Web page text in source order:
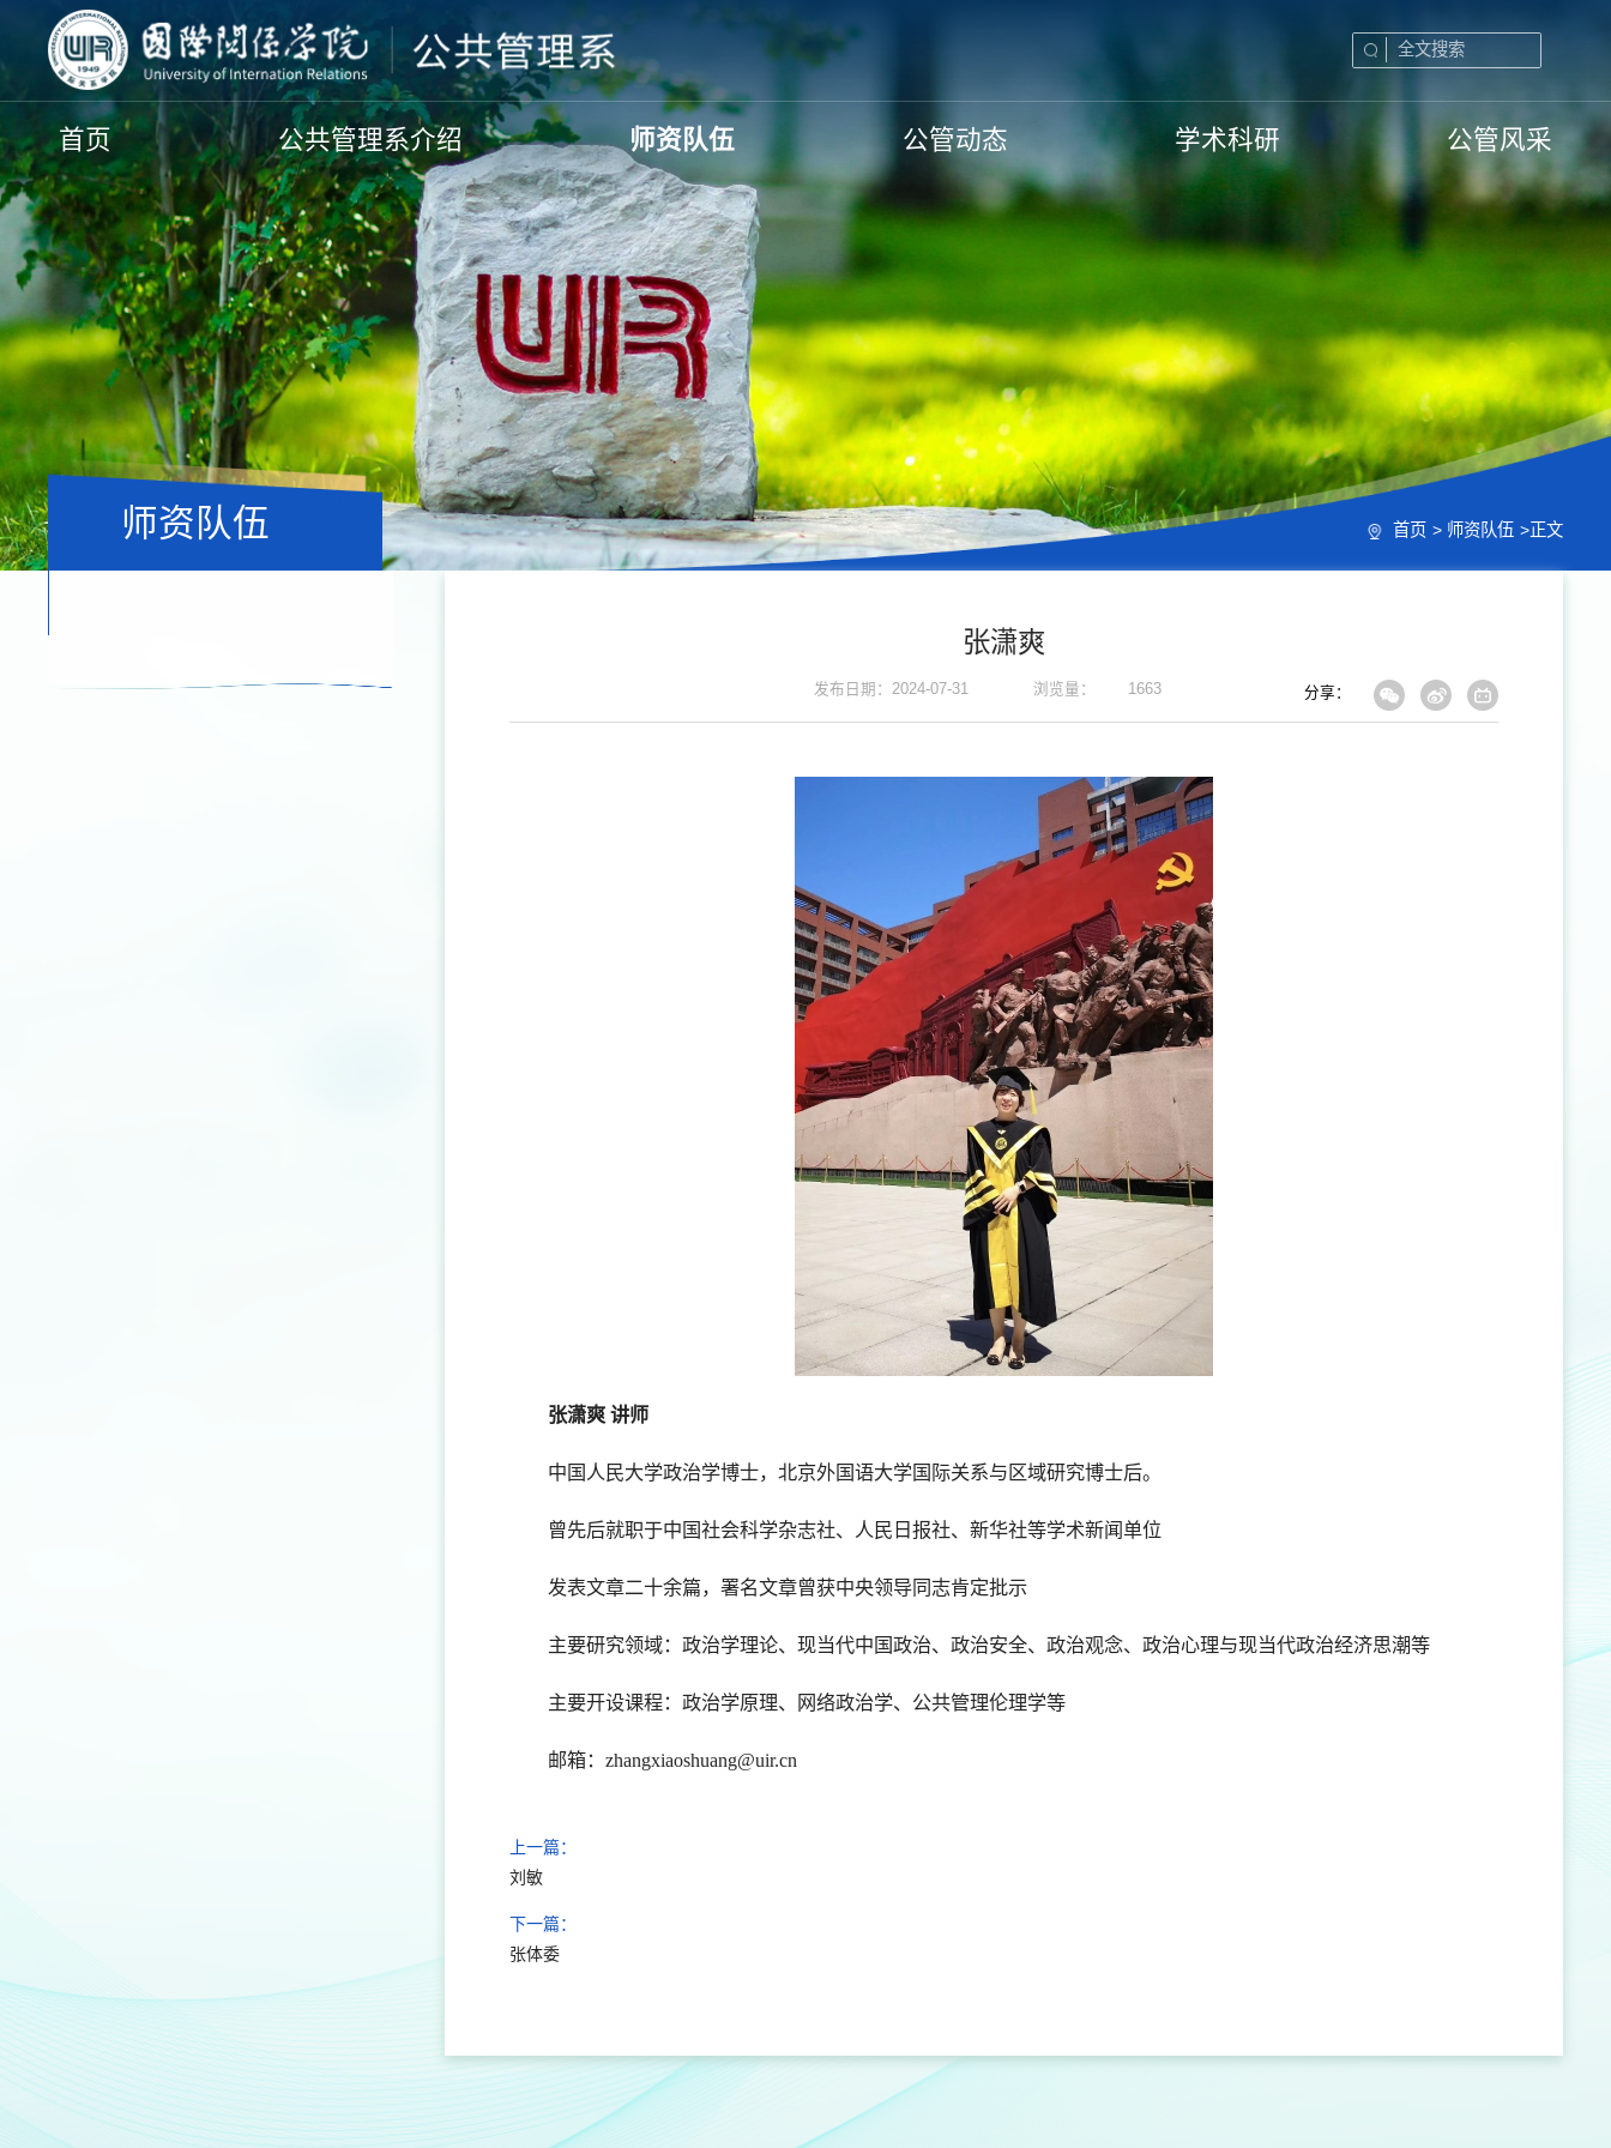
首页 公共管理系介绍 师资队伍 公管动态 学术科研 公管风采
首页 > 师资队伍 >正文
师资队伍
张潇爽
发布日期：2024-07-31 浏览量： 1663 分享：
张潇爽 讲师
中国人民大学政治学博士，北京外国语大学国际关系与区域研究博士后。
曾先后就职于中国社会科学杂志社、人民日报社、新华社等学术新闻单位
发表文章二十余篇，署名文章曾获中央领导同志肯定批示
主要研究领域：政治学理论、现当代中国政治、政治安全、政治观念、政治心理与现当代政治经济思潮等
主要开设课程：政治学原理、网络政治学、公共管理伦理学等
邮箱：zhangxiaoshuang@uir.cn
上一篇：
刘敏
下一篇：
张体委